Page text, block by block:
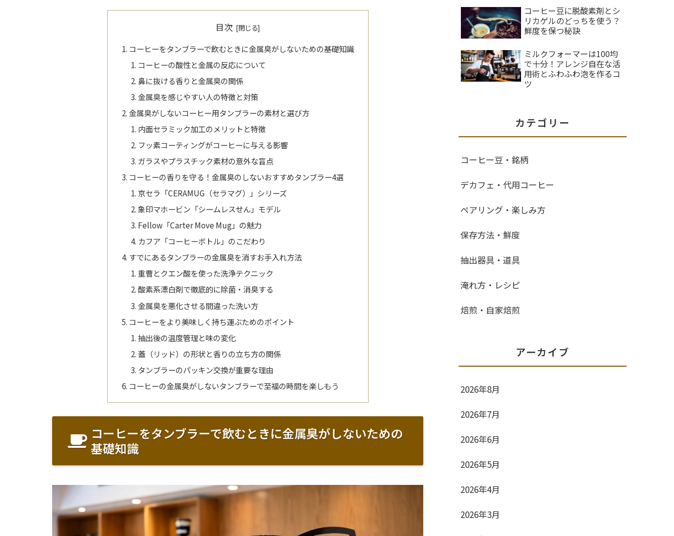
目次
コーヒーをタンブラーで飲むときに金属臭がしないための基礎知識
コーヒーの酸性と金属の反応について
鼻に抜ける香りと金属臭の関係
金属臭を感じやすい人の特徴と対策
金属臭がしないコーヒー用タンブラーの素材と選び方
内面セラミック加工のメリットと特徴
フッ素コーティングがコーヒーに与える影響
ガラスやプラスチック素材の意外な盲点
コーヒーの香りを守る！金属臭のしないおすすめタンブラー4選
京セラ「CERAMUG（セラマグ）」シリーズ
象印マホービン「シームレスせん」モデル
Fellow「Carter Move Mug」の魅力
カフア「コーヒーボトル」のこだわり
すでにあるタンブラーの金属臭を消すお手入れ方法
重曹とクエン酸を使った洗浄テクニック
酸素系漂白剤で徹底的に除菌・消臭する
金属臭を悪化させる間違った洗い方
コーヒーをより美味しく持ち運ぶためのポイント
抽出後の温度管理と味の変化
蓋（リッド）の形状と香りの立ち方の関係
タンブラーのパッキン交換が重要な理由
コーヒーの金属臭がしないタンブラーで至福の時間を楽しもう
コーヒーをタンブラーで飲むときに金属臭がしないための
基礎知識
コーヒー豆に脱酸素剤とシ
リカゲルのどっちを使う？
鮮度を保つ秘訣
ミルクフォーマーは100均
で十分！アレンジ自在な活
用術とふわふわ泡を作るコ
ツ
カテゴリー
コーヒー豆・銘柄
デカフェ・代用コーヒー
ペアリング・楽しみ方
保存方法・鮮度
抽出器具・道具
淹れ方・レシピ
焙煎・自家焙煎
アーカイブ
2026年8月
2026年7月
2026年6月
2026年5月
2026年4月
2026年3月